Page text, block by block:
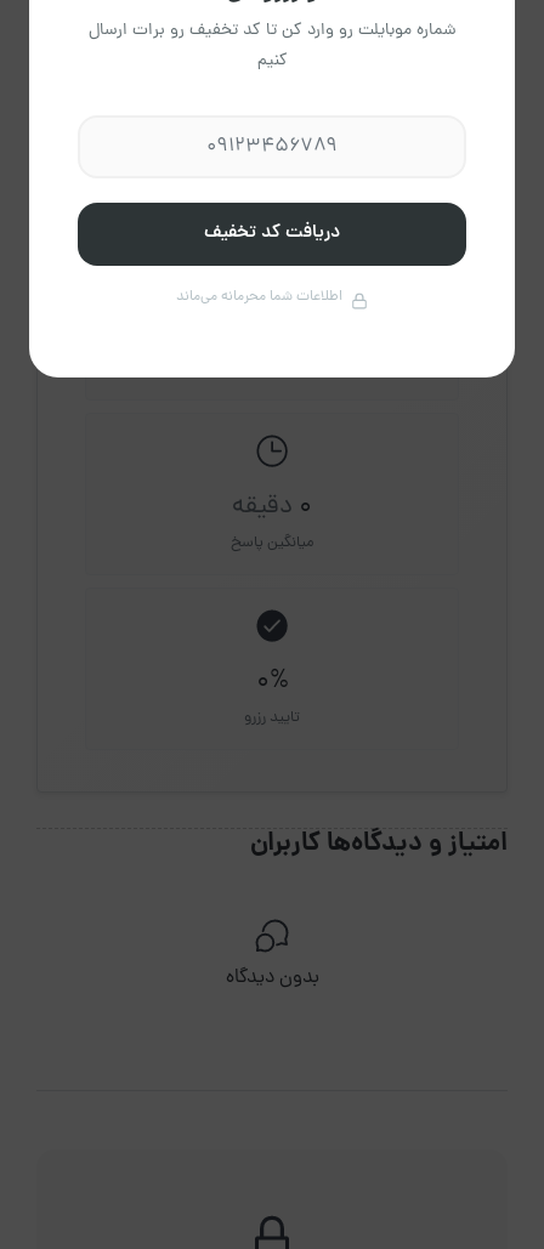
مشاهده حساب کاربری میزبان
درباره میزبان
0 دقیقه
میانگین پاسخ
0%
تایید رزرو
امتیاز و دیدگاه‌ها کاربران
بدون دیدگاه
شماره موبایلت رو وارد کن تا کد تخفیف رو برات ارسال
کنیم
دریافت کد تخفیف
اطلاعات شما محرمانه می‌ماند